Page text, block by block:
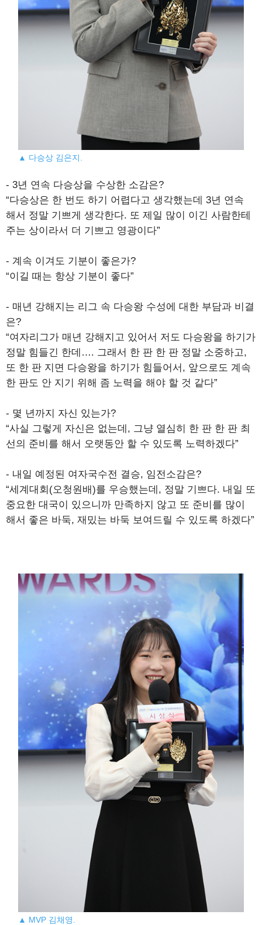
▲ 다승상 김은지.
- 3년 연속 다승상을 수상한 소감은?
“다승상은 한 번도 하기 어렵다고 생각했는데 3년 연속
해서 정말 기쁘게 생각한다. 또 제일 많이 이긴 사람한테
주는 상이라서 더 기쁘고 영광이다”
- 계속 이겨도 기분이 좋은가?
“이길 때는 항상 기분이 좋다”
- 매년 강해지는 리그 속 다승왕 수성에 대한 부담과 비결
은?
“여자리그가 매년 강해지고 있어서 저도 다승왕을 하기가
정말 힘들긴 한데…. 그래서 한 판 한 판 정말 소중하고,
또 한 판 지면 다승왕을 하기가 힘들어서, 앞으로도 계속
한 판도 안 지기 위해 좀 노력을 해야 할 것 같다”
- 몇 년까지 자신 있는가?
“사실 그렇게 자신은 없는데, 그냥 열심히 한 판 한 판 최
선의 준비를 해서 오랫동안 할 수 있도록 노력하겠다”
- 내일 예정된 여자국수전 결승, 임전소감은?
“세계대회(오청원배)를 우승했는데, 정말 기쁘다. 내일 또
중요한 대국이 있으니까 만족하지 않고 또 준비를 많이
해서 좋은 바둑, 재밌는 바둑 보여드릴 수 있도록 하겠다”
▲ MVP 김채영.